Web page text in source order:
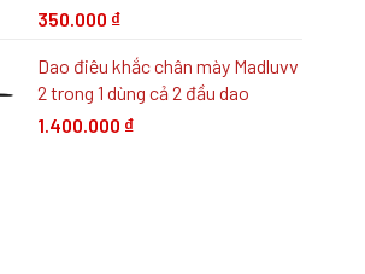
350.000 ₫
Dao điêu khắc chân mày Madluvv
2 trong 1 dùng cả 2 đầu dao
1.400.000 ₫